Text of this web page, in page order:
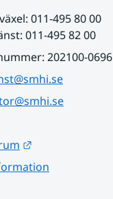
011-495 80 00
011-495 82 00
202100-0696